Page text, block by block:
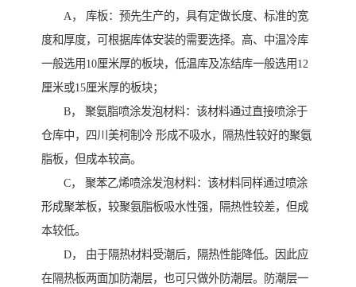
A， 库板：预先生产的，具有定做长度、标准的宽
度和厚度，可根据库体安装的需要选择。高、中温冷库
一般选用10厘米厚的板块，低温库及冻结库一般选用12
厘米或15厘米厚的板块；
B， 聚氨脂喷涂发泡材料：该材料通过直接喷涂于
仓库中，四川美柯制冷 形成不吸水，隔热性较好的聚氨
脂板，但成本较高。
C， 聚苯乙烯喷涂发泡材料：该材料同样通过喷涂
形成聚苯板，较聚氨脂板吸水性强，隔热性较差，但成
本较低。
D， 由于隔热材料受潮后，隔热性能降低。因此应
在隔热板两面加防潮层，也可只做外防潮层。防潮层一